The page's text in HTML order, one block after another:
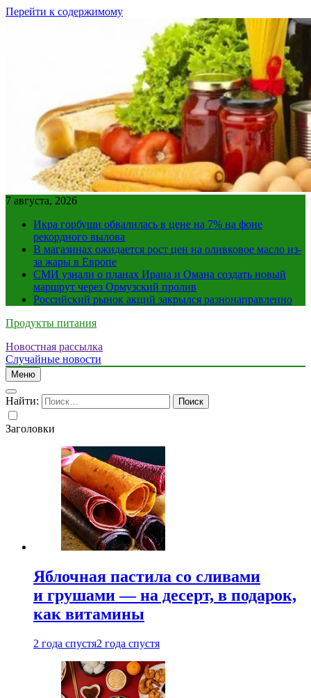
Перейти к содержимому
7 августа, 2026
Икра горбуши обвалилась в цене на 7% на фоне
рекордного вылова
В магазинах ожидается рост цен на оливковое масло из-
за жары в Европе
СМИ узнали о планах Ирана и Омана создать новый
маршрут через Ормузский пролив
Российский рынок акций закрылся разнонаправленно
Продукты питания
Новостная рассылка
Случайные новости
Меню
Найти:
Заголовки
Яблочная пастила со сливами
и грушами — на десерт, в подарок,
как витамины
2 года спустя2 года спустя